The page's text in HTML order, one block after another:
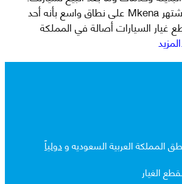
ومنذ ذلك الحين ، اشتهر Mkena على نطاق واسع بأنه أحد
غيار السيارات أصالة في المملكة
المملكة العربية السعوديه ودولياً
الغيار